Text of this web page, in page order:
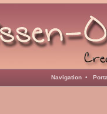
Navigation •